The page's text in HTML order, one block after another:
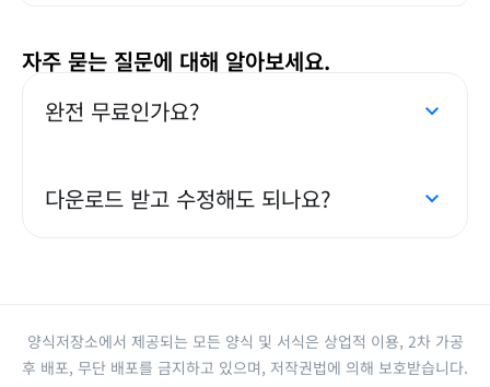
자주 묻는 질문에 대해 알아보세요.
완전 무료인가요?
다운로드 받고 수정해도 되나요?
양식저장소에서 제공되는 모든 양식 및 서식은 상업적 이용, 2차 가공
후 배포, 무단 배포를 금지하고 있으며, 저작권법에 의해 보호받습니다.